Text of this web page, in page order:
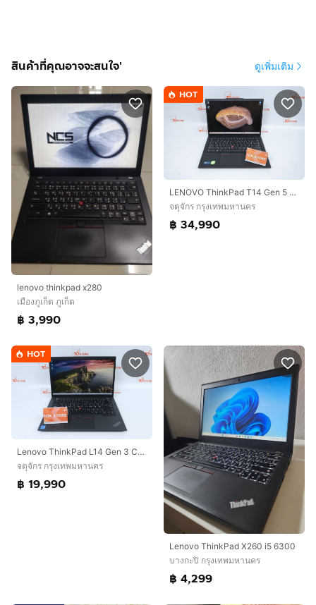
สินค้าที่คุณอาจจะสนใจ' ดูเพิ่มเติม
lenovo thinkpad x280
เมืองภูเก็ต ภูเก็ต
฿ 3,990
HOT
LENOVO ThinkPad T14 Gen 5 Core Ultra 7 165U Ram32.1TB
จตุจักร กรุงเทพมหานคร
฿ 34,990
HOT
Lenovo ThinkPad L14 Gen 3 Core i7-1255U RAM24.1TB
จตุจักร กรุงเทพมหานคร
฿ 19,990
Lenovo ThinkPad X260 i5 6300
บางกะปิ กรุงเทพมหานคร
฿ 4,299